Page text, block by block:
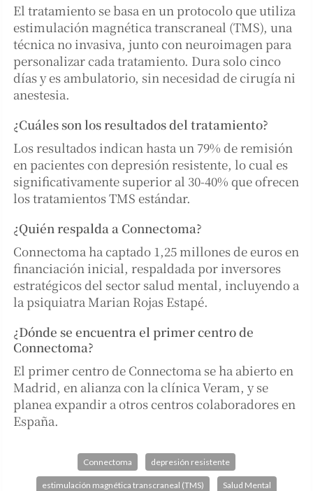
El tratamiento se basa en un protocolo que utiliza
estimulación magnética transcraneal (TMS), una
técnica no invasiva, junto con neuroimagen para
personalizar cada tratamiento. Dura solo cinco
días y es ambulatorio, sin necesidad de cirugía ni
anestesia.
¿Cuáles son los resultados del tratamiento?
Los resultados indican hasta un 79% de remisión
en pacientes con depresión resistente, lo cual es
significativamente superior al 30-40% que ofrecen
los tratamientos TMS estándar.
¿Quién respalda a Connectoma?
Connectoma ha captado 1,25 millones de euros en
financiación inicial, respaldada por inversores
estratégicos del sector salud mental, incluyendo a
la psiquiatra Marian Rojas Estapé.
¿Dónde se encuentra el primer centro de
Connectoma?
El primer centro de Connectoma se ha abierto en
Madrid, en alianza con la clínica Veram, y se
planea expandir a otros centros colaboradores en
España.
Connectoma depresión resistente
estimulación magnética transcraneal (TMS) Salud Mental